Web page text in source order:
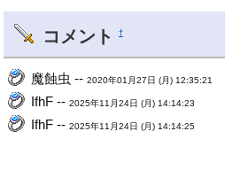
コメント †
魔蝕虫 --2020年01月27日 (月) 12:35:21
IfhF --2025年11月24日 (月) 14:14:23
IfhF --2025年11月24日 (月) 14:14:25